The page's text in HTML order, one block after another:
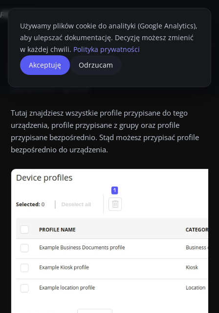
Strona główna Przewodnik Administratora
Profile.
Profile Tutaj znajdziesz wszystkie profile przypisane do
Profile
Zaktualizowano:3 gru 2024
Tutaj znajdziesz wszystkie profile przypisane do tego
urządzenia, profile przypisane z grupy oraz profile
przypisane bezpośrednio. Stąd możesz przypisać profile
bezpośrednio do urządzenia.
Używamy plików cookie do analityki (Google Analytics),
aby ulepszać dokumentację. Decyzję możesz zmienić
w każdej chwili. Polityka prywatności
Akceptuję
Odrzucam